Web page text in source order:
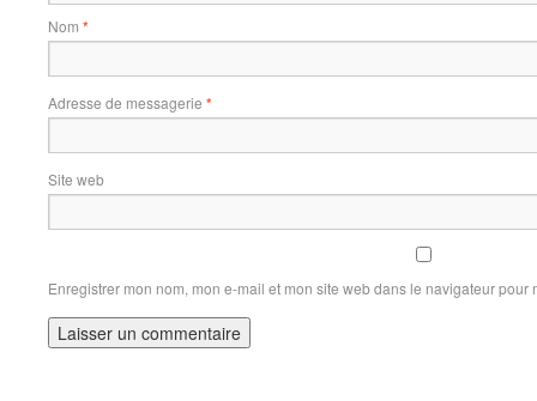
Nom *
Adresse de messagerie *
Site web
Enregistrer mon nom, mon e-mail et mon site web dans le navigateur pour